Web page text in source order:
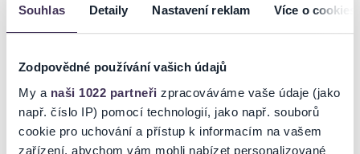
Souhlas Detaily Nastavení reklam Více o cookies
Zodpovědné používání vašich údajů
My a naši 1022 partneři zpracováváme vaše údaje (jako
např. číslo IP) pomocí technologií, jako např. souborů
cookie pro uchování a přístup k informacím na vašem
zařízení, abychom vám mohli nabízet personalizované
Dĺžka predstavenia: cca 80 minút
Žáner: slovenská klasika
Vstupenky pre ZŤP vozíčkarov si môžete rezervovať na mailovej
Usporiadateľ sa v zmysle čl. 30 ods. 1 písm. e) nariadenia
EÚ 2022/2065 (Akt o digitálnych službách, DSA) zaviazal
služby, ktoré sú v súlade s uplatniteľným právom
Európskej únie. Príslušné informácie a kontakty podľa
DSA nájdete na stránke
tu